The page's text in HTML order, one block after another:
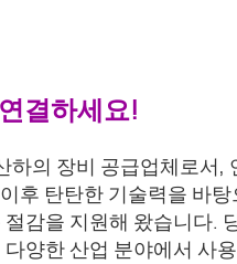
결하세요!
하의 장비 공급업체로
후 탄탄한 기술력을 바
감을 지원해 왔습니다.
양한 산업 분야에서 사